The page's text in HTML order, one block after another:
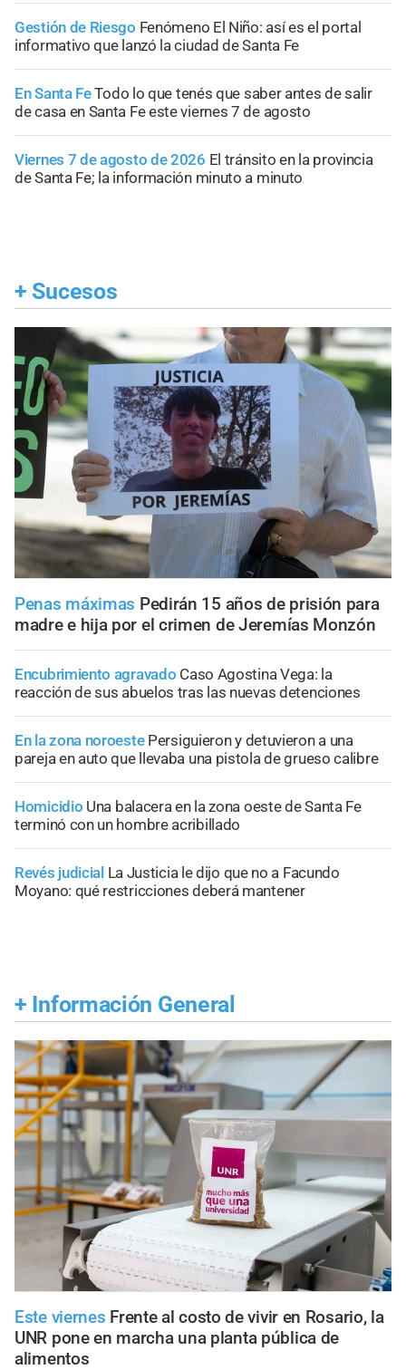
Gestión de Riesgo Fenómeno El Niño: así es el portal
informativo que lanzó la ciudad de Santa Fe
En Santa FeTodo lo que tenés que saber antes de salir
de casa en Santa Fe este viernes 7 de agosto
Viernes 7 de agosto de 2026 El tránsito en la provincia
de Santa Fe; la información minuto a minuto
+ Sucesos
Penas máximas Pedirán 15 años de prisión para
madre e hija por el crimen de Jeremías Monzón
Encubrimiento agravado Caso Agostina Vega: la
reacción de sus abuelos tras las nuevas detenciones
En la zona noroeste Persiguieron y detuvieron a una
pareja en auto que llevaba una pistola de grueso calibre
Homicidio Una balacera en la zona oeste de Santa Fe
terminó con un hombre acribillado
Revés judicial La Justicia le dijo que no a Facundo
Moyano: qué restricciones deberá mantener
+ Información General
Este viernes Frente al costo de vivir en Rosario, la
UNR pone en marcha una planta pública de
alimentos